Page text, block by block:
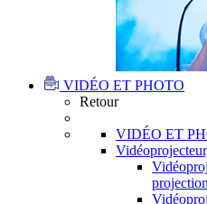
VIDÉO ET PHOTO
Retour
VIDÉO ET
projection